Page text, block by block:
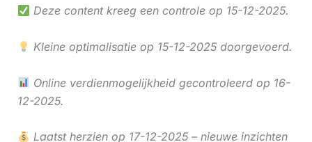
Deze content kreeg een controle op 15-12-2025.
Kleine optimalisatie op 15-12-2025 doorgevoerd.
Online verdienmogelijkheid gecontroleerd op 16-
12-2025.
Laatst herzien op 17-12-2025 – nieuwe inzichten